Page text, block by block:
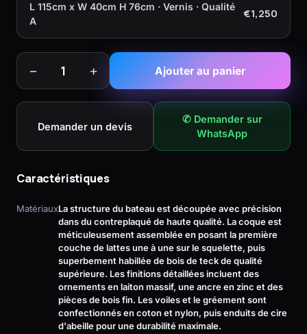
L 115cm x W 40cm H 76cm · Vernis · Qualité
A
€1,250
− 1 + Ajouter au panier
Demander un devis
✆ Demander sur
WhatsApp
Caractéristiques
MatériauxLa structure du bateau est découpée avec précision
dans du contreplaqué de haute qualité. La coque est
méticuleusement assemblée en posant la première
couche de lattes une à une sur le squelette, puis
superbement habillée de bois de teck de qualité
supérieure. Les finitions détaillées incluent des
ornements en laiton massif, une ancre en zinc et des
pièces de bois fin. Les voiles et le gréement sont
confectionnés en coton et nylon, puis enduits de cire
d'abeille pour une durabilité maximale.